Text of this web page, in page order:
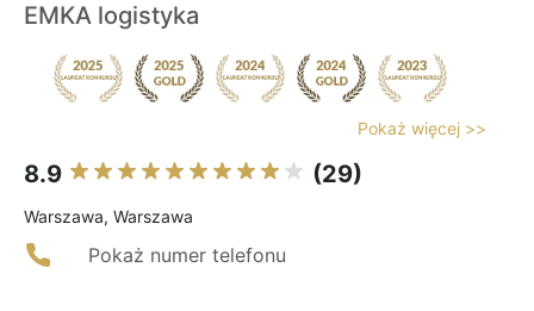
EMKA logistyka
Pokaż więcej >>
8.9 (29)
Warszawa, Warszawa
Pokaż numer telefonu